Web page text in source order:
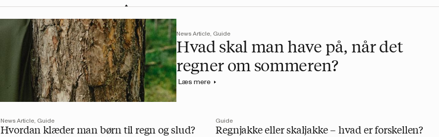
News Article, Guide
Hvad skal man have på, når det
regner om sommeren?
Læs mere
News Article, Guide
Hvordan klæder man børn til regn og slud?
Guide
Regnjakke eller skaljakke – hvad er forskellen?